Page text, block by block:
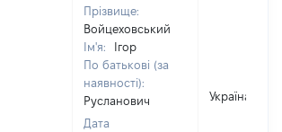
Прізвище:
Войцеховський
Ім'я:
Ігор
По батькові (за
наявності):
Русланович
Дата
Україна